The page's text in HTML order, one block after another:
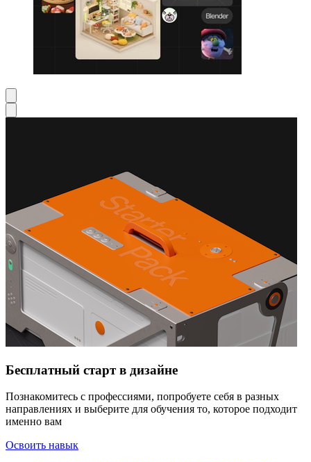
Бесплатный старт в дизайне
Познакомитесь с профессиями, попробуете себя в разных
направлениях и выберите для обучения то, которое подходит
именно вам
Освоить навык